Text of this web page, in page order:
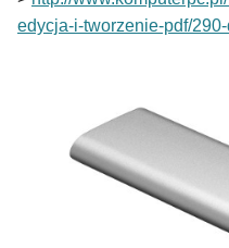
edycja-i-tworzenie-pdf/290-